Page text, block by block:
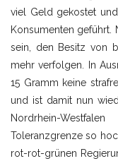
viel Geld gekostet
Konsumenten geführt.
sein, den Besitz von
mehr verfolgen. In
15 Gramm keine
und ist damit nun
Nordrhein-
Toleranzgrenze so
rot-rot-grünen